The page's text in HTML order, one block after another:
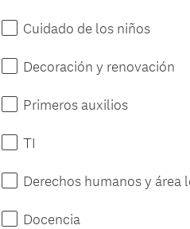
Cuidado de los niños
Decoración y renovación
Primeros auxilios
TI
Derechos humanos y área
Docencia